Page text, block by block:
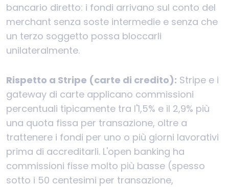
bancario diretto: i fondi arrivano sul conto del
merchant senza soste intermedie e senza che
un terzo soggetto possa bloccarli
unilateralmente.
Rispetto a Stripe (carte di credito): Stripe e i
gateway di carte applicano commissioni
percentuali tipicamente tra l'1,5% e il 2,9% più
una quota fissa per transazione, oltre a
trattenere i fondi per uno o più giorni lavorativi
prima di accreditarli. L'open banking ha
commissioni fisse molto più basse (spesso
sotto i 50 centesimi per transazione,